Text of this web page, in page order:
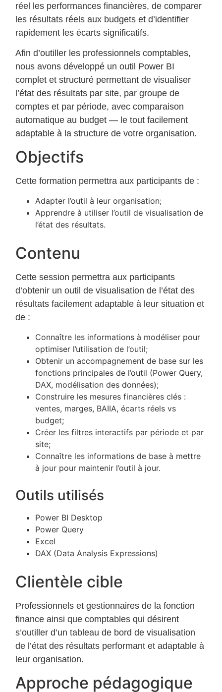
réel les performances financières, de comparer
les résultats réels aux budgets et d’identifier
rapidement les écarts significatifs.
Afin d’outiller les professionnels comptables,
nous avons développé un outil Power BI
complet et structuré permettant de visualiser
l’état des résultats par site, par groupe de
comptes et par période, avec comparaison
automatique au budget — le tout facilement
adaptable à la structure de votre organisation.
Objectifs
Cette formation permettra aux participants de :
Adapter l’outil à leur organisation;
Apprendre à utiliser l’outil de visualisation de
l’état des résultats.
Contenu
Cette session permettra aux participants
d’obtenir un outil de visualisation de l’état des
résultats facilement adaptable à leur situation et
de :
Connaître les informations à modéliser pour
optimiser l’utilisation de l’outil;
Obtenir un accompagnement de base sur les
fonctions principales de l’outil (Power Query,
DAX, modélisation des données);
Construire les mesures financières clés :
ventes, marges, BAIIA, écarts réels vs
budget;
Créer les filtres interactifs par période et par
site;
Connaître les informations de base à mettre
à jour pour maintenir l’outil à jour.
Outils utilisés
Power BI Desktop
Power Query
Excel
DAX (Data Analysis Expressions)
Clientèle cible
Professionnels et gestionnaires de la fonction
finance ainsi que comptables qui désirent
s’outiller d’un tableau de bord de visualisation
de l’état des résultats performant et adaptable à
leur organisation.
Approche pédagogique